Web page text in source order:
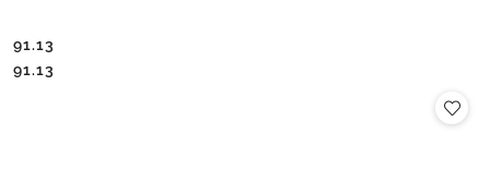
Cena:
91.13
Cena:
91.13